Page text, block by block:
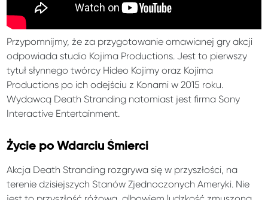
Przypomnijmy, że za przygotowanie omawianej gry akcji
odpowiada studio Kojima Productions. Jest to pierwszy
tytuł słynnego twórcy Hideo Kojimy oraz Kojima
Productions po ich odejściu z Konami w 2015 roku.
Wydawcą Death Stranding natomiast jest firma Sony
Interactive Entertainment.
Życie po Wdarciu Śmierci
Akcja Death Stranding rozgrywa się w przyszłości, na
terenie dzisiejszych Stanów Zjednoczonych Ameryki. Nie